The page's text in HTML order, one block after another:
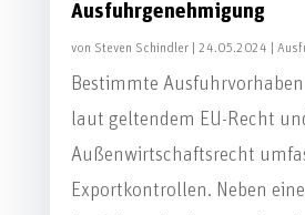
Ausfuhrgenehmigung
von Steven Schindler| 24.05.2024
Bestimmte
laut geltendem EU-Recht
Außenwirtschaftsrecht
Exportkontrollen. Neben